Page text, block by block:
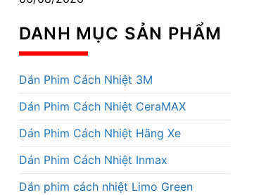
DANH MỤC SẢN PHẨM
Dán Phim Cách Nhiệt 3M
Dán Phim Cách Nhiệt CeraMAX
Dán Phim Cách Nhiệt Hãng Xe
Dán Phim Cách Nhiệt Inmax
Dán phim cách nhiệt Limo Green